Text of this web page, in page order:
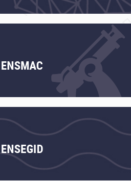
ENSMAC
ENSEGID